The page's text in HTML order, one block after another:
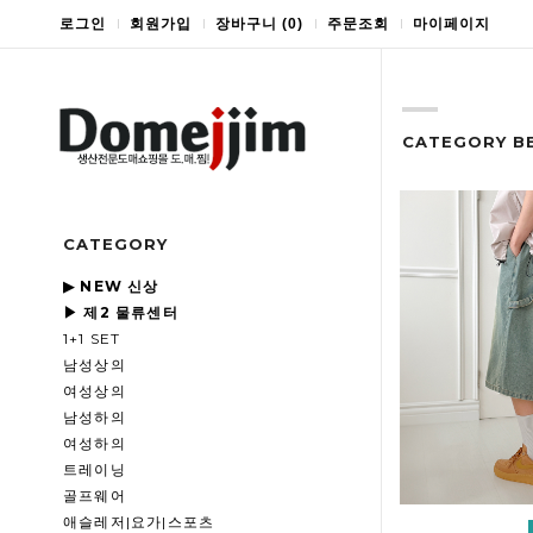
로그인 회원가입 장바구니 (0) 주문조회 마이페이지
CATEGORY
▶ NEW 신상
▶ 제2 물류센터
1+1 SET
남성상의
여성상의
남성하의
여성하의
트레이닝
골프웨어
애슬레저|요가|스포츠
CATEGORY